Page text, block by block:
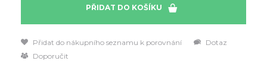
PŘIDAT DO KOŠÍKU
Přidat do nákupního seznamu k porovnání
Dotaz
Doporučit